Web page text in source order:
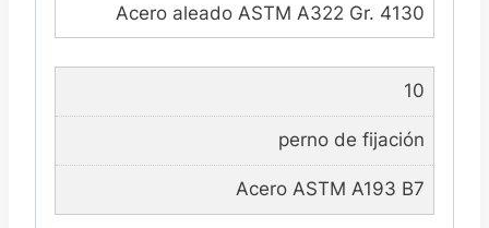
Acero aleado ASTM A322 Gr. 4130
10
perno de fijación
Acero ASTM A193 B7